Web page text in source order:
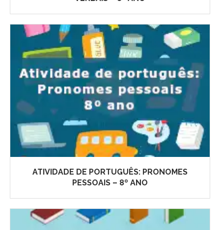
ATIVIDADE DE PORTUGUÊS: PRONOMES
PESSOAIS – 8º ANO